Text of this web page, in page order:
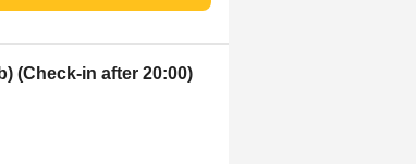
(Check-in after 20:00)